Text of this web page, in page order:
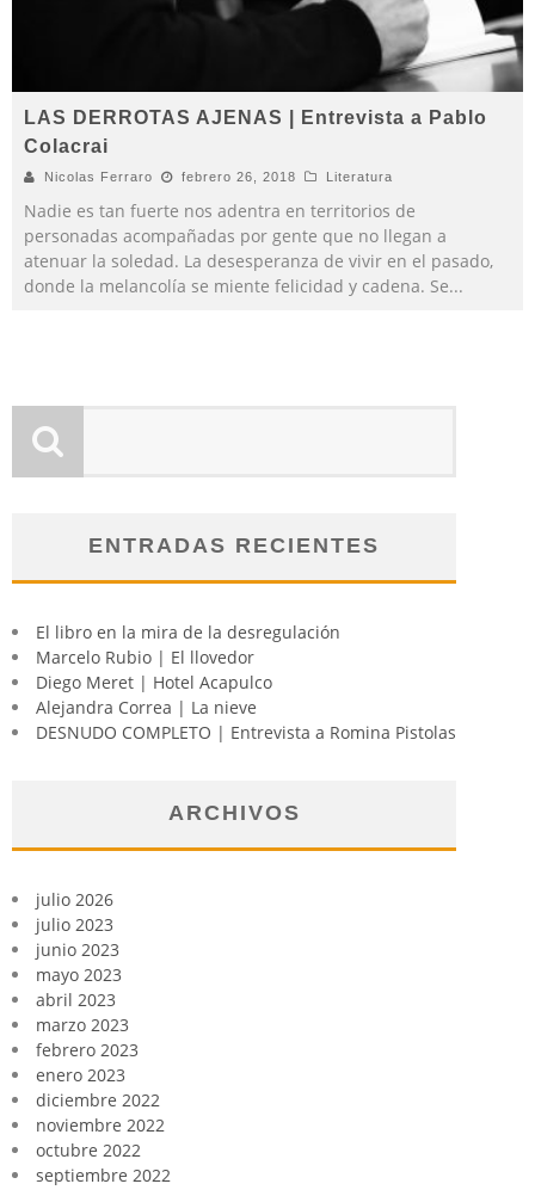
LAS DERROTAS AJENAS | Entrevista a Pablo
Colacrai
Nicolas Ferraro febrero 26, 2018 Literatura
Nadie es tan fuerte nos adentra en territorios de
personadas acompañadas por gente que no llegan a
atenuar la soledad. La desesperanza de vivir en el pasado,
donde la melancolía se miente felicidad y cadena. Se...
ENTRADAS RECIENTES
El libro en la mira de la desregulación
Marcelo Rubio | El llovedor
Diego Meret | Hotel Acapulco
Alejandra Correa | La nieve
DESNUDO COMPLETO | Entrevista a Romina Pistolas
ARCHIVOS
julio 2026
julio 2023
junio 2023
mayo 2023
abril 2023
marzo 2023
febrero 2023
enero 2023
diciembre 2022
noviembre 2022
octubre 2022
septiembre 2022